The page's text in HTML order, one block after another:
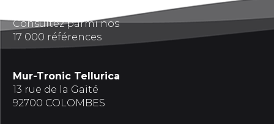
Consultez parmi nos
17 000 références
Mur-Tronic Tellurica
13 rue de la Gaité
92700 COLOMBES